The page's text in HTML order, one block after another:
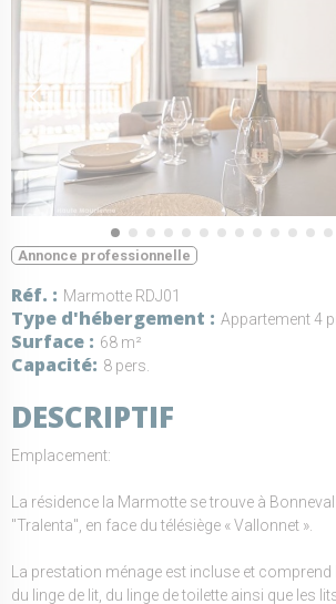
Annonce professionnelle
Réf. Marmotte RDJ01
Type d'hébergement Appartement 4
Surface 68 m²
Capacité 8 pers.
DESCRIPTIF
Emplacement:
La résidence la Marmotte se trouve à
"Tralenta", en face du télésiège « Vallonnet ».
La prestation ménage est incluse et
du linge de lit, du linge de toilette ainsi que les